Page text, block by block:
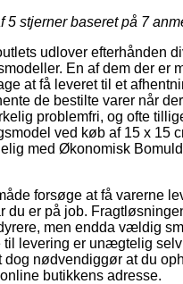
5 stjerner baseret på 7
udlover efterhånden
En af dem der er
at få leveret til et
de bestilte varer når
problemfri, og ofte
ved køb af 15 x 15
med Økonomisk
forsøge at få varerne
du er på job.
men endda vældig
til levering er unægtelig
dog nødvendiggør at du
butikkens adresse.